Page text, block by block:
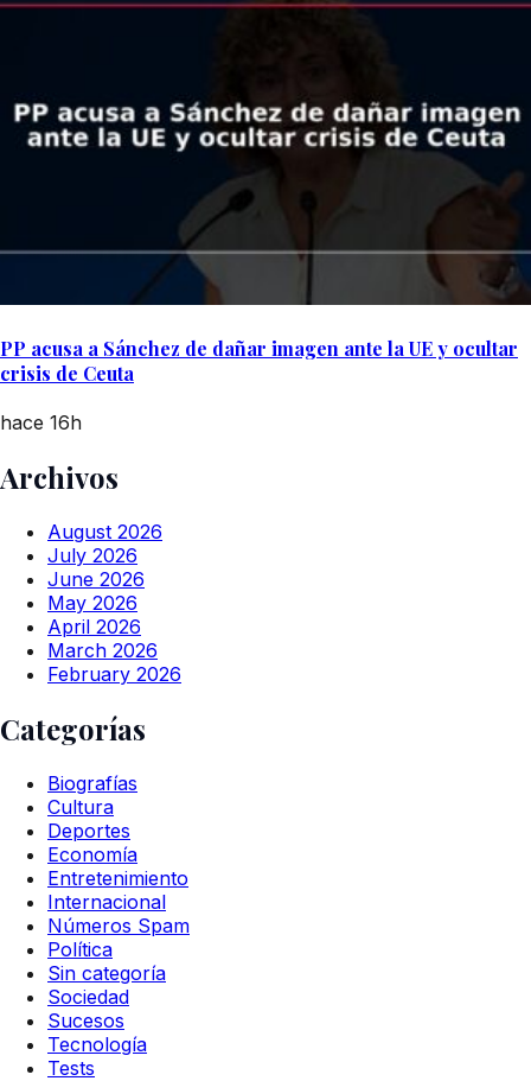
PP acusa a Sánchez de dañar imagen ante la UE y ocultar
crisis de Ceuta
hace 16h
Archivos
August 2026
July 2026
June 2026
May 2026
April 2026
March 2026
February 2026
Categorías
Biografías
Cultura
Deportes
Economía
Entretenimiento
Internacional
Números Spam
Política
Sin categoría
Sociedad
Sucesos
Tecnología
Tests